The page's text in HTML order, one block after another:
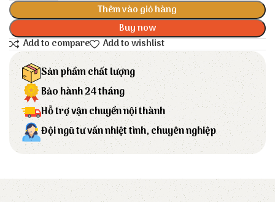
Thêm vào giỏ hàng
Buy now
Add to compare
Add to wishlist
Sản phẩm chất lượng
Bảo hành 24 tháng
Hỗ trợ vận chuyển nội thành
Đội ngũ tư vấn nhiệt tình, chuyên nghiệp